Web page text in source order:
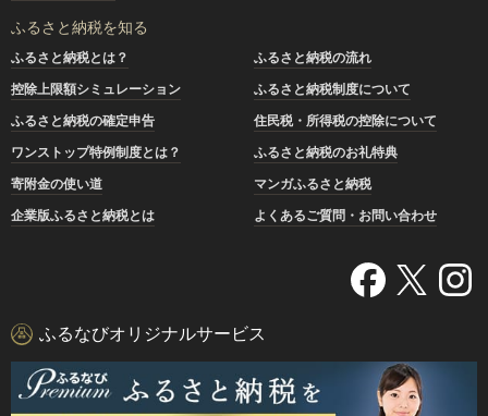
ふるさと納税を知る
ふるさと納税とは？
ふるさと納税の流れ
控除上限額シミュレーション
ふるさと納税制度について
ふるさと納税の確定申告
住民税・所得税の控除について
ワンストップ特例制度とは？
ふるさと納税のお礼特典
寄附金の使い道
マンガふるさと納税
企業版ふるさと納税とは
よくあるご質問・お問い合わせ
ふるなびオリジナルサービス